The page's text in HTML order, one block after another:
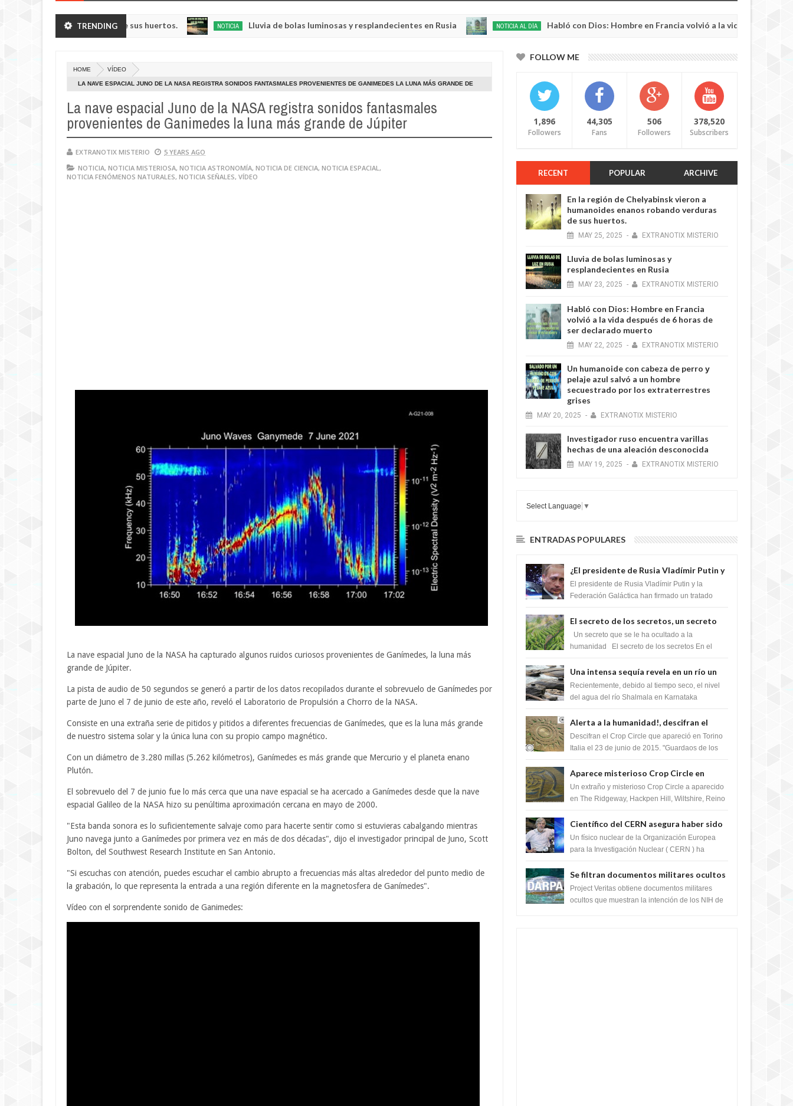
TRENDING
robando verduras de sus huertos. NOTICIA Lluvia de bolas luminosas y resplandecientes en Rusia NOTICIA AL DÍA Habló con Dios: Hombre en Francia volvió a la vida después de 6 horas
HOME VÍDEO
LA NAVE ESPACIAL JUNO DE LA NASA REGISTRA SONIDOS FANTASMALES PROVENIENTES DE GANIMEDES LA LUNA MÁS GRANDE DE
La nave espacial Juno de la NASA registra sonidos fantasmales
provenientes de Ganimedes la luna más grande de Júpiter
EXTRANOTIX MISTERIO
5 YEARS AGO
NOTICIA, NOTICIA MISTERIOSA, NOTICIA ASTRONOMÍA, NOTICIA DE CIENCIA, NOTICIA ESPACIAL,
NOTICIA FENÓMENOS NATURALES, NOTICIA SEÑALES, VÍDEO
La nave espacial Juno de la NASA ha capturado algunos ruidos curiosos provenientes de Ganímedes, la luna más
grande de Júpiter.
La pista de audio de 50 segundos se generó a partir de los datos recopilados durante el sobrevuelo de Ganímedes por
parte de Juno el 7 de junio de este año, reveló el Laboratorio de Propulsión a Chorro de la NASA.
Consiste en una extraña serie de pitidos y pitidos a diferentes frecuencias de Ganímedes, que es la luna más grande
de nuestro sistema solar y la única luna con su propio campo magnético.
Con un diámetro de 3.280 millas (5.262 kilómetros), Ganímedes es más grande que Mercurio y el planeta enano
Plutón.
El sobrevuelo del 7 de junio fue lo más cerca que una nave espacial se ha acercado a Ganímedes desde que la nave
espacial Galileo de la NASA hizo su penúltima aproximación cercana en mayo de 2000.
"Esta banda sonora es lo suficientemente salvaje como para hacerte sentir como si estuvieras cabalgando mientras
Juno navega junto a Ganímedes por primera vez en más de dos décadas", dijo el investigador principal de Juno, Scott
Bolton, del Southwest Research Institute en San Antonio.
"Si escuchas con atención, puedes escuchar el cambio abrupto a frecuencias más altas alrededor del punto medio de
la grabación, lo que representa la entrada a una región diferente en la magnetosfera de Ganímedes".
Vídeo con el sorprendente sonido de Ganimedes:
FOLLOW ME
1,896
Followers
44,305
Fans
506
Followers
378,520
Subscribers
RECENT POPULAR ARCHIVE
En la región de Chelyabinsk vieron a
humanoides enanos robando verduras
de sus huertos.
MAY 25, 2025 - EXTRANOTIX MISTERIO
Lluvia de bolas luminosas y
resplandecientes en Rusia
MAY 23, 2025 - EXTRANOTIX MISTERIO
Habló con Dios: Hombre en Francia
volvió a la vida después de 6 horas de
ser declarado muerto
MAY 22, 2025 - EXTRANOTIX MISTERIO
Un humanoide con cabeza de perro у
pelaje azul salvó a un hombre
secuestrado por los extraterrestres
grises
MAY 20, 2025 - EXTRANOTIX MISTERIO
Investigador ruso encuentra varillas
hechas de una aleación desconocida
MAY 19, 2025 - EXTRANOTIX MISTERIO
Select Language ▼
ENTRADAS POPULARES
¿El presidente de Rusia Vladímir Putin y
la Federación Galactica han firmado un
tratado para acabar con los Sionistas?
El presidente de Rusia Vladímir Putin y la
Federación Galáctica han firmado un tratado
Si...
El secreto de los secretos, un secreto
que cambiaría por completo el destino
de la humanidad
Un secreto que se le ha ocultado a la
humanidad El secreto de los secretos En el
m...
Una intensa sequía revela en un río un
impresionante hallazgo de miles de
Shiva Lingas
Recientemente, debido al tiempo seco, el nivel
del agua del río Shalmala en Karnataka
Shiv...
Alerta a la humanidad!, descifran el
mensaje del Crop Circle de Torino ,Italia
Descifran el Crop Circle que apareció en Torino
Italia el 23 de junio de 2015. "Guardaos de los
Aparece misterioso Crop Circle en
Reino Unido 23 de junio 2016
Un extraño y misterioso Crop Circle a aparecido
en The Ridgeway, Hackpen Hill, Wiltshire, Reino
Científico del CERN asegura haber sido
ayudado por seres de luz durante una
prueba del Colisionador de Hadrones
Un físico nuclear de la Organización Europea
para la Investigación Nuclear ( CERN ) ha
corazó...
Se filtran documentos militares ocultos
que muestran la intención de los NIH de
crear el SARS-CoV-2, utilizando la
Project Veritas obtiene documentos militares
ocultos que muestran la intención de los NIH de